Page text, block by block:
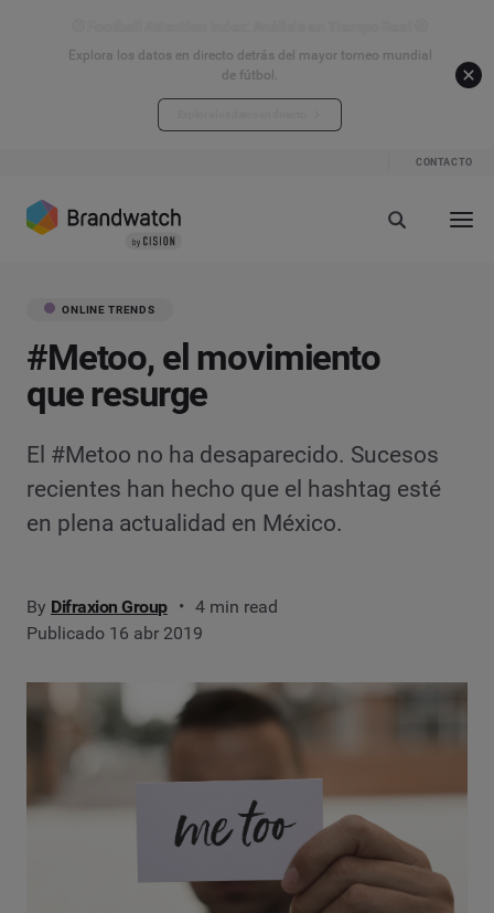
Explora los datos en directo detrás del mayor torneo mundial
de fútbol.
CONTACTO
ONLINE TRENDS
#Metoo, el movimiento
que resurge
El #Metoo no ha desaparecido. Sucesos
recientes han hecho que el hashtag esté
en plena actualidad en México.
By Difraxion Group
4 min read
Publicado 16 abr 2019